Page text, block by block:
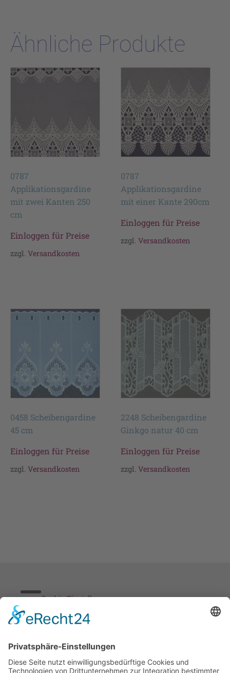
Ähnliche Produkte
0787
Applikationsgardine
mit zwei Kanten 250
cm
Einloggen für Preise
zzgl. Versandkosten
0787
Applikationsgardine
mit einer Kante 290cm
Einloggen für Preise
zzgl.Versandkosten
0458 Scheibengardine
45 cm
Einloggen für Preise
zzgl. Versandkosten
2248 Scheibengardine
Ginkgo natur 40 cm
Einloggen für Preise
zzgl.Versandkosten
Cookie-Einstellungen